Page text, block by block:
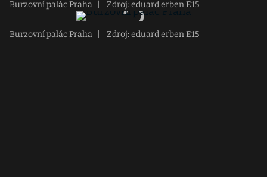
Burzovní palác Praha Zdroj: eduard erben E15
Burzovní palác Praha Zdroj: eduard erben E15